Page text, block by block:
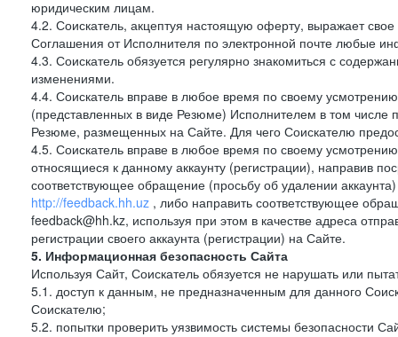
юридическим лицам.
4.2. Соискатель, акцептуя настоящую оферту, выражает свое
Соглашения от Исполнителя по электронной почте любые
4.3. Соискатель обязуется регулярно знакомиться с
изменениями.
4.4. Соискатель вправе в любое время по своему
(представленных в виде Резюме) Исполнителем в том числе
Резюме, размещенных на Сайте. Для чего Соискателю
4.5. Соискатель вправе в любое время по своему
относящиеся к данному аккаунту (регистрации), направив
соответствующее обращение (просьбу об удалении
http://feedback.hh.uz , либо направить соответствующее
feedback@hh.kz, используя при этом в качестве адреса
регистрации своего аккаунта (регистрации) на Сайте.
5. Информационная безопасность Сайта
Используя Сайт, Соискатель обязуется не нарушать или
5.1. доступ к данным, не предназначенным для данного
Соискателю;
5.2. попытки проверить уязвимость системы безопасности